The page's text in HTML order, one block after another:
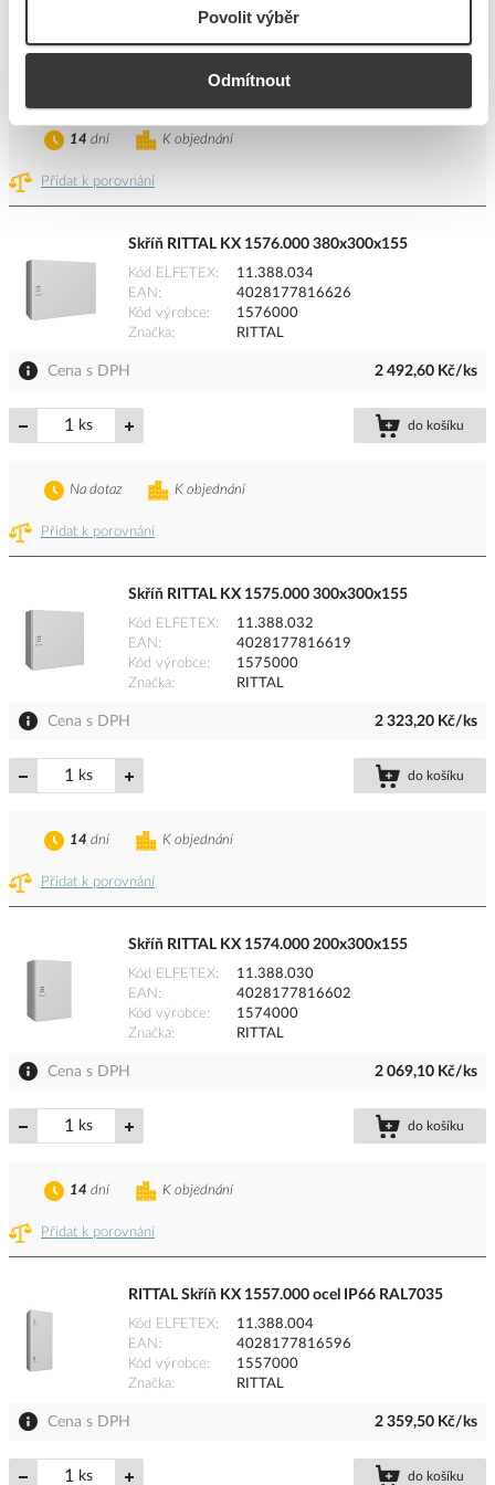
Povolit výběr
Odmítnout
Přidat k porovnání
K objednání
14 dní
Skříň RITTAL KX 1576.000 380x300x155
Kód ELFETEX
11.388.034
EAN
4028177816626
Kód výrobce
1576000
Značka
RITTAL
Cena s DPH 2 492,60 Kč/ks
ks do košíku
Přidat k porovnání
K objednání
Na dotaz
Skříň RITTAL KX 1575.000 300x300x155
Kód ELFETEX
11.388.032
EAN
4028177816619
Kód výrobce
1575000
Značka
RITTAL
Cena s DPH 2 323,20 Kč/ks
ks do košíku
Přidat k porovnání
K objednání
14 dní
Skříň RITTAL KX 1574.000 200x300x155
Kód ELFETEX
11.388.030
EAN
4028177816602
Kód výrobce
1574000
Značka
RITTAL
Cena s DPH 2 069,10 Kč/ks
ks do košíku
Přidat k porovnání
K objednání
14 dní
RITTAL Skříň KX 1557.000 ocel IP66 RAL7035
Kód ELFETEX
11.388.004
EAN
4028177816596
Kód výrobce
1557000
Značka
RITTAL
Cena s DPH 2 359,50 Kč/ks
ks do košíku